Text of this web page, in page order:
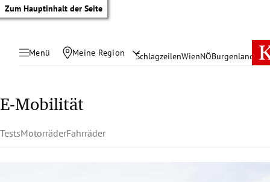
Zum Hauptinhalt der Seite
Menü Meine Region SchlagzeilenWienNÖBurgenland
E-Mobilität
TestsMotorräderFahrräder